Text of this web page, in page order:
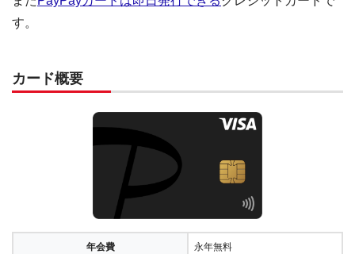
す。
カード概要
年会費 永年無料